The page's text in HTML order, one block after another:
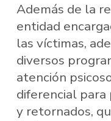
Además de la
entidad
las víctimas,
diversos
atención
diferencial para
y retornados,